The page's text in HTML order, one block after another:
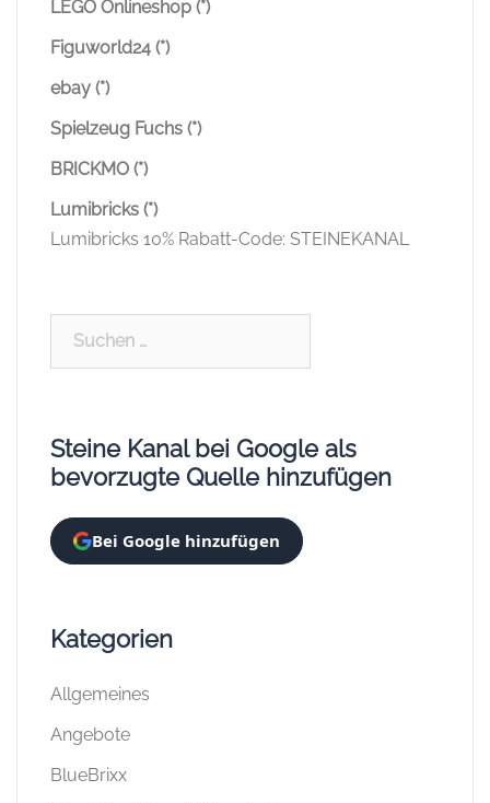
LEGO Onlineshop (*)
Figuworld24 (*)
ebay (*)
Spielzeug Fuchs (*)
BRICKMO (*)
Lumibricks (*)
Lumibricks 10% Rabatt-Code: STEINEKANAL
Steine Kanal bei Google als
bevorzugte Quelle hinzufügen
Bei Google hinzufügen
Kategorien
Allgemeines
Angebote
BlueBrixx